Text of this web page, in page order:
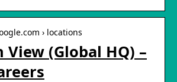
› locations
(Global HQ) –